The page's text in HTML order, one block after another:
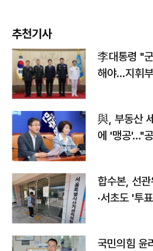
추천기사
李대통령 "
해야…지휘
與, 부동산
에 '맹공'…"
합수본, 선
·서초도 '투
국민의힘 윤